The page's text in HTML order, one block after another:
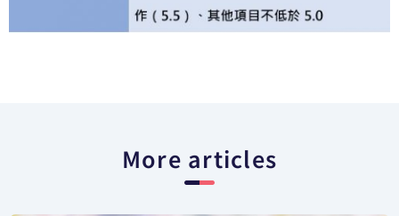
More articles